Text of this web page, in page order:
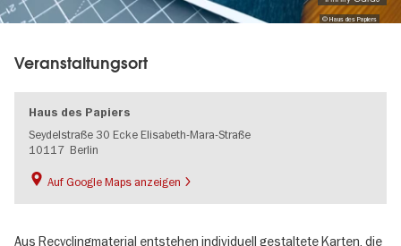
© Haus des Papiers
Veranstaltungsort
Haus des Papiers
Seydelstraße 30 Ecke Elisabeth-Mara-Straße
10117 Berlin
Auf Google Maps anzeigen
Aus Recyclingmaterial entstehen individuell gestaltete Karten, die